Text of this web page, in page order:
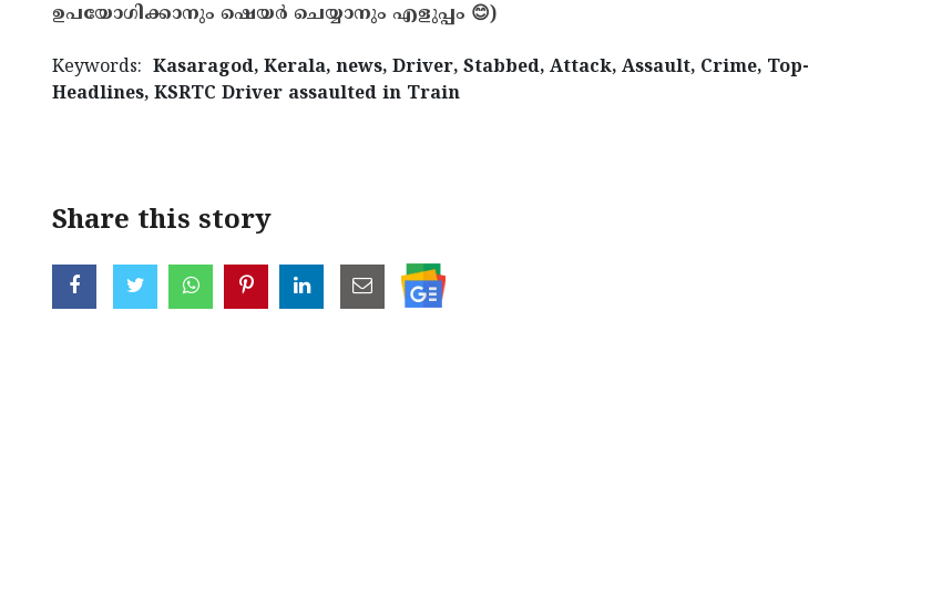
ഉപയോഗിക്കാനും ഷെയർ ചെയ്യാനും എളുപ്പം 😊)
Keywords: Kasaragod, Kerala, news, Driver, Stabbed, Attack, Assault, Crime, Top-
Headlines, KSRTC Driver assaulted in Train
Share this story